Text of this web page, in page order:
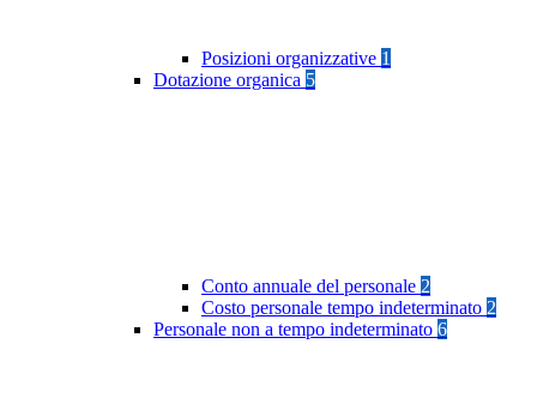
Posizioni organizzative 1
Dotazione organica 5
Conto annuale del personale 2
Costo personale tempo indeterminato 2
Personale non a tempo indeterminato 6